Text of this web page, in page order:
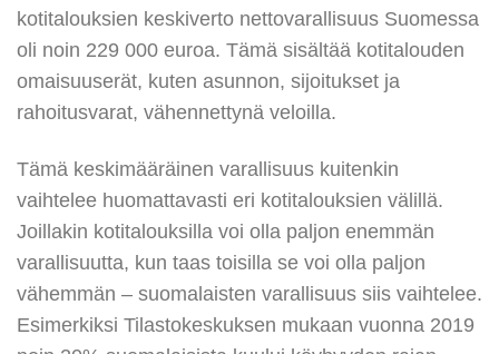
kotitalouksien keskiverto nettovarallisuus Suomessa
oli noin 229 000 euroa. Tämä sisältää kotitalouden
omaisuuserät, kuten asunnon, sijoitukset ja
rahoitusvarat, vähennettynä veloilla.
Tämä keskimääräinen varallisuus kuitenkin
vaihtelee huomattavasti eri kotitalouksien välillä.
Joillakin kotitalouksilla voi olla paljon enemmän
varallisuutta, kun taas toisilla se voi olla paljon
vähemmän – suomalaisten varallisuus siis vaihtelee.
Esimerkiksi Tilastokeskuksen mukaan vuonna 2019